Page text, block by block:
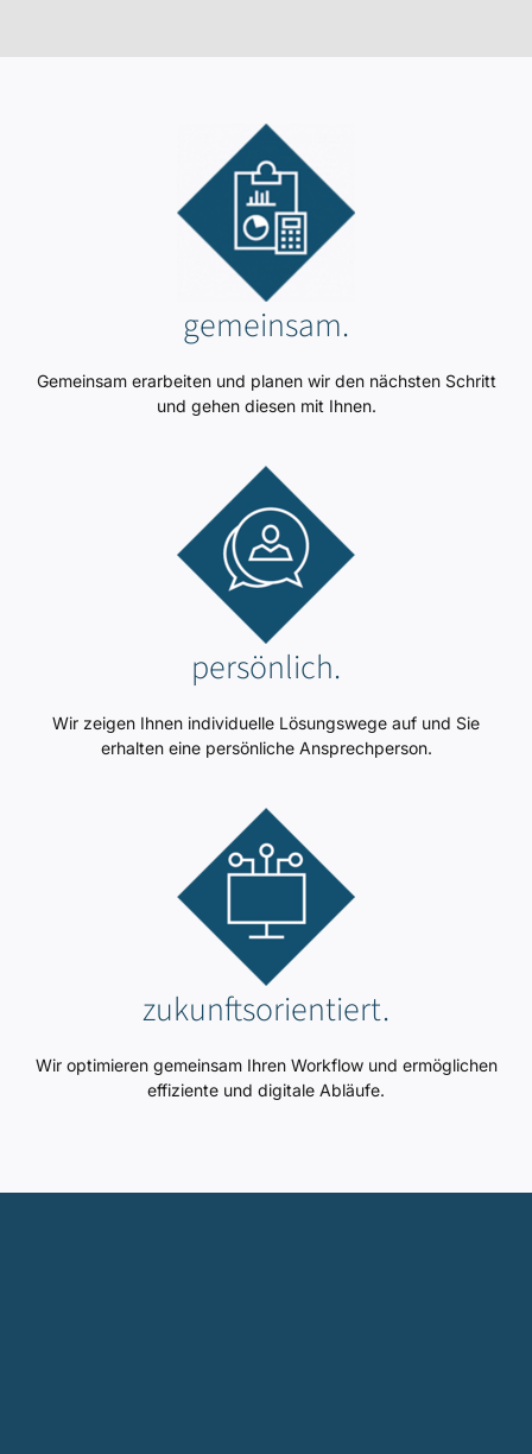
gemeinsam.
Gemeinsam erarbeiten und planen wir den nächsten Schritt
und gehen diesen mit Ihnen.
persönlich.
Wir zeigen Ihnen individuelle Lösungswege auf und Sie
erhalten eine persönliche Ansprechperson.
zukunftsorientiert.
Wir optimieren gemeinsam Ihren Workflow und ermöglichen
effiziente und digitale Abläufe.